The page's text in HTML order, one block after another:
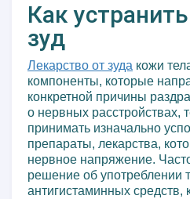
Как
зуд
Лекарство от зуда кожи
компоненты, которые
конкретной причины
о нервных расстройствах,
принимать изначально
препараты, лекарства,
нервное напряжение.
решение об употреблении
антигистаминных средств,